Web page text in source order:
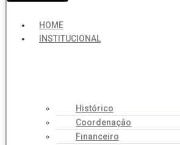
HOME
INSTITUCIONAL
Histórico
Coordenação
Financeiro